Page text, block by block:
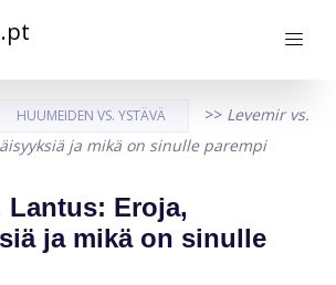
HUUMEIDEN VS. YSTÄVÄ >> Levemir vs.
ja mikä on sinulle parempi
Lantus: Eroja,
ja mikä on sinulle